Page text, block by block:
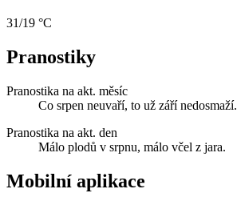
31/19 °C
Pranostiky
Pranostika na akt. měsíc
Co srpen neuvaří, to už září nedosmaží.
Pranostika na akt. den
Málo plodů v srpnu, málo včel z jara.
Mobilní aplikace